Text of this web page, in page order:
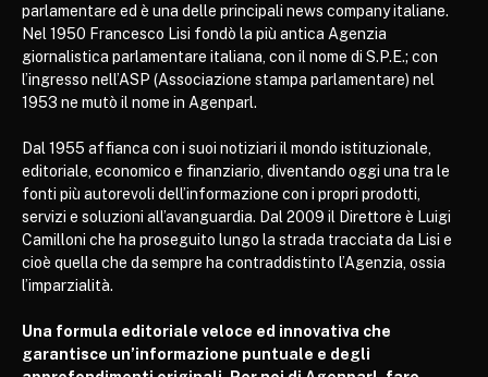
parlamentare ed è una delle principali news company italiane.
Nel 1950 Francesco Lisi fondò la più antica Agenzia
giornalistica parlamentare italiana, con il nome di S.P.E.; con
l’ingresso nell’ASP (Associazione stampa parlamentare) nel
1953 ne mutò il nome in Agenparl.
Dal 1955 affianca con i suoi notiziari il mondo istituzionale,
editoriale, economico e finanziario, diventando oggi una tra le
fonti più autorevoli dell’informazione con i propri prodotti,
servizi e soluzioni all’avanguardia. Dal 2009 il Direttore è Luigi
Camilloni che ha proseguito lungo la strada tracciata da Lisi e
cioè quella che da sempre ha contraddistinto l’Agenzia, ossia
l’imparzialità.
Una formula editoriale veloce ed innovativa che
garantisce un’informazione puntuale e degli